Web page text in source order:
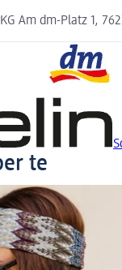
Am dm-Platz 1,
te